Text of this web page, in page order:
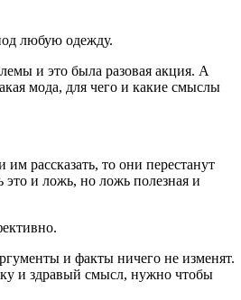
любую одежду.
и это была разовая акция. А
мода, для чего и какие смыслы
рассказать, то они перестанут
это и ложь, но ложь полезная и
и факты ничего не изменят.
и здравый смысл, нужно чтобы